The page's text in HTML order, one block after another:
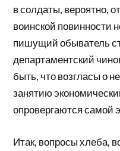
в солдаты, вероятно,
воинской повинности
пишущий обыватель
департаментский
быть, что возгласы о
занятию
опровергаются самой
Итак, вопросы хлеба,